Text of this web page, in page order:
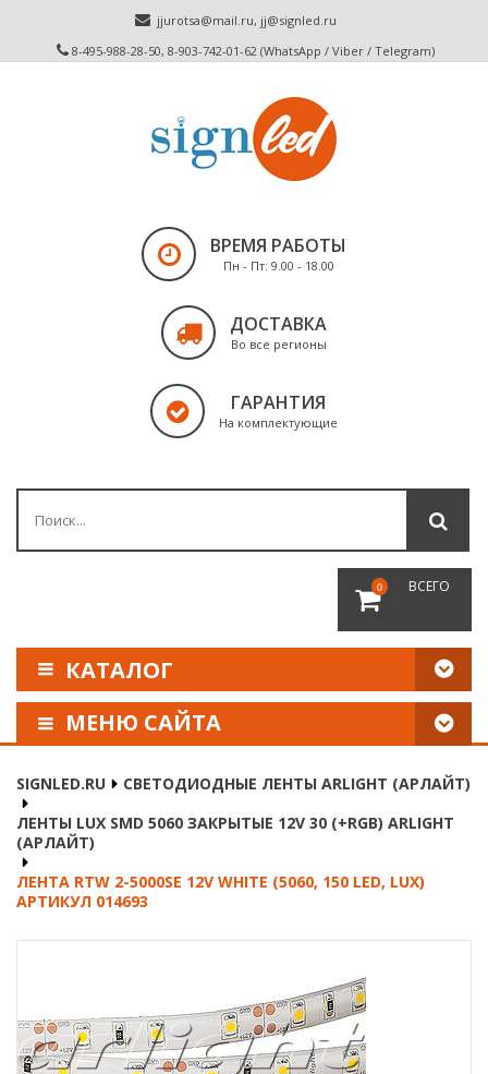
jjurotsa@mail.ru, jj@signled.ru
8-495-988-28-50, 8-903-742-01-62 (WhatsApp / Viber / Telegram)
ВРЕМЯ РАБОТЫ
Пн - Пт: 9.00 - 18.00
ДОСТАВКА
Во все регионы
ГАРАНТИЯ
На комплектующие
0 ВСЕГО
КАТАЛОГ
МЕНЮ САЙТА
ОПЛАТА И ДОСТАВКА
НАШИ РЕКВИЗИТЫ
SIGNLED.RU
СВЕТОДИОДНЫЕ ЛЕНТЫ ARLIGHT (АРЛАЙТ)
ЛЕНТЫ LUX SMD 5060 ЗАКРЫТЫЕ 12V 30 (+RGB) ARLIGHT
(АРЛАЙТ)
ЛЕНТА RTW 2-5000SE 12V WHITE (5060, 150 LED, LUX)
АРТИКУЛ 014693